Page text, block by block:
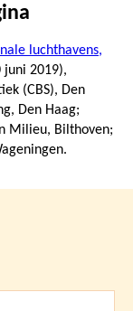
luchthavens,
juni 2019),
(CBS), Den
Den Haag;
Milieu, Bilthoven;